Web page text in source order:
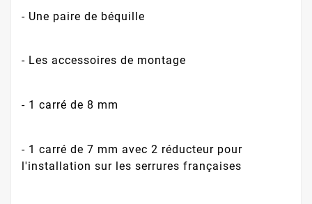
- Une paire de béquille
- Les accessoires de montage
- 1 carré de 8 mm
- 1 carré de 7 mm avec 2 réducteur pour
l'installation sur les serrures françaises